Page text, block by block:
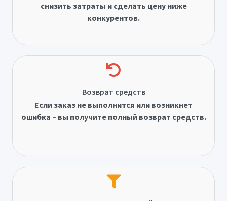
снизить затраты и сделать цену ниже
конкурентов.
Возврат средств
Если заказ не выполнится или возникнет
ошибка – вы получите полный возврат средств.